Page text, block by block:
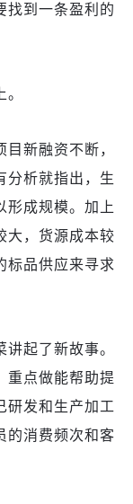
找到一条盈利的
新融资不断，
分析就指出，生
形成规模。加上
大，货源成本较
标品供应来寻求
起了新故事。
重点做能帮助提
研发和生产加工
的消费频次和客